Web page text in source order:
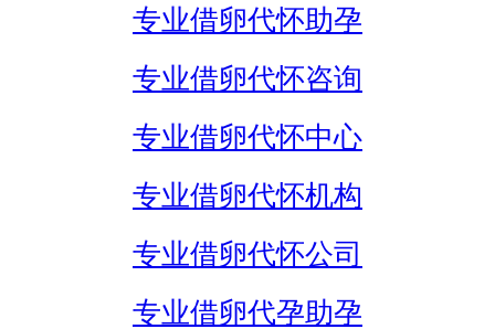
专业借卵代怀助孕
专业借卵代怀咨询
专业借卵代怀中心
专业借卵代怀机构
专业借卵代怀公司
专业借卵代孕助孕